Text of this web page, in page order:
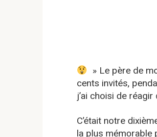
» Le père de
cents invités,
j’ai choisi de réagir
C’était notre
la plus mémorable